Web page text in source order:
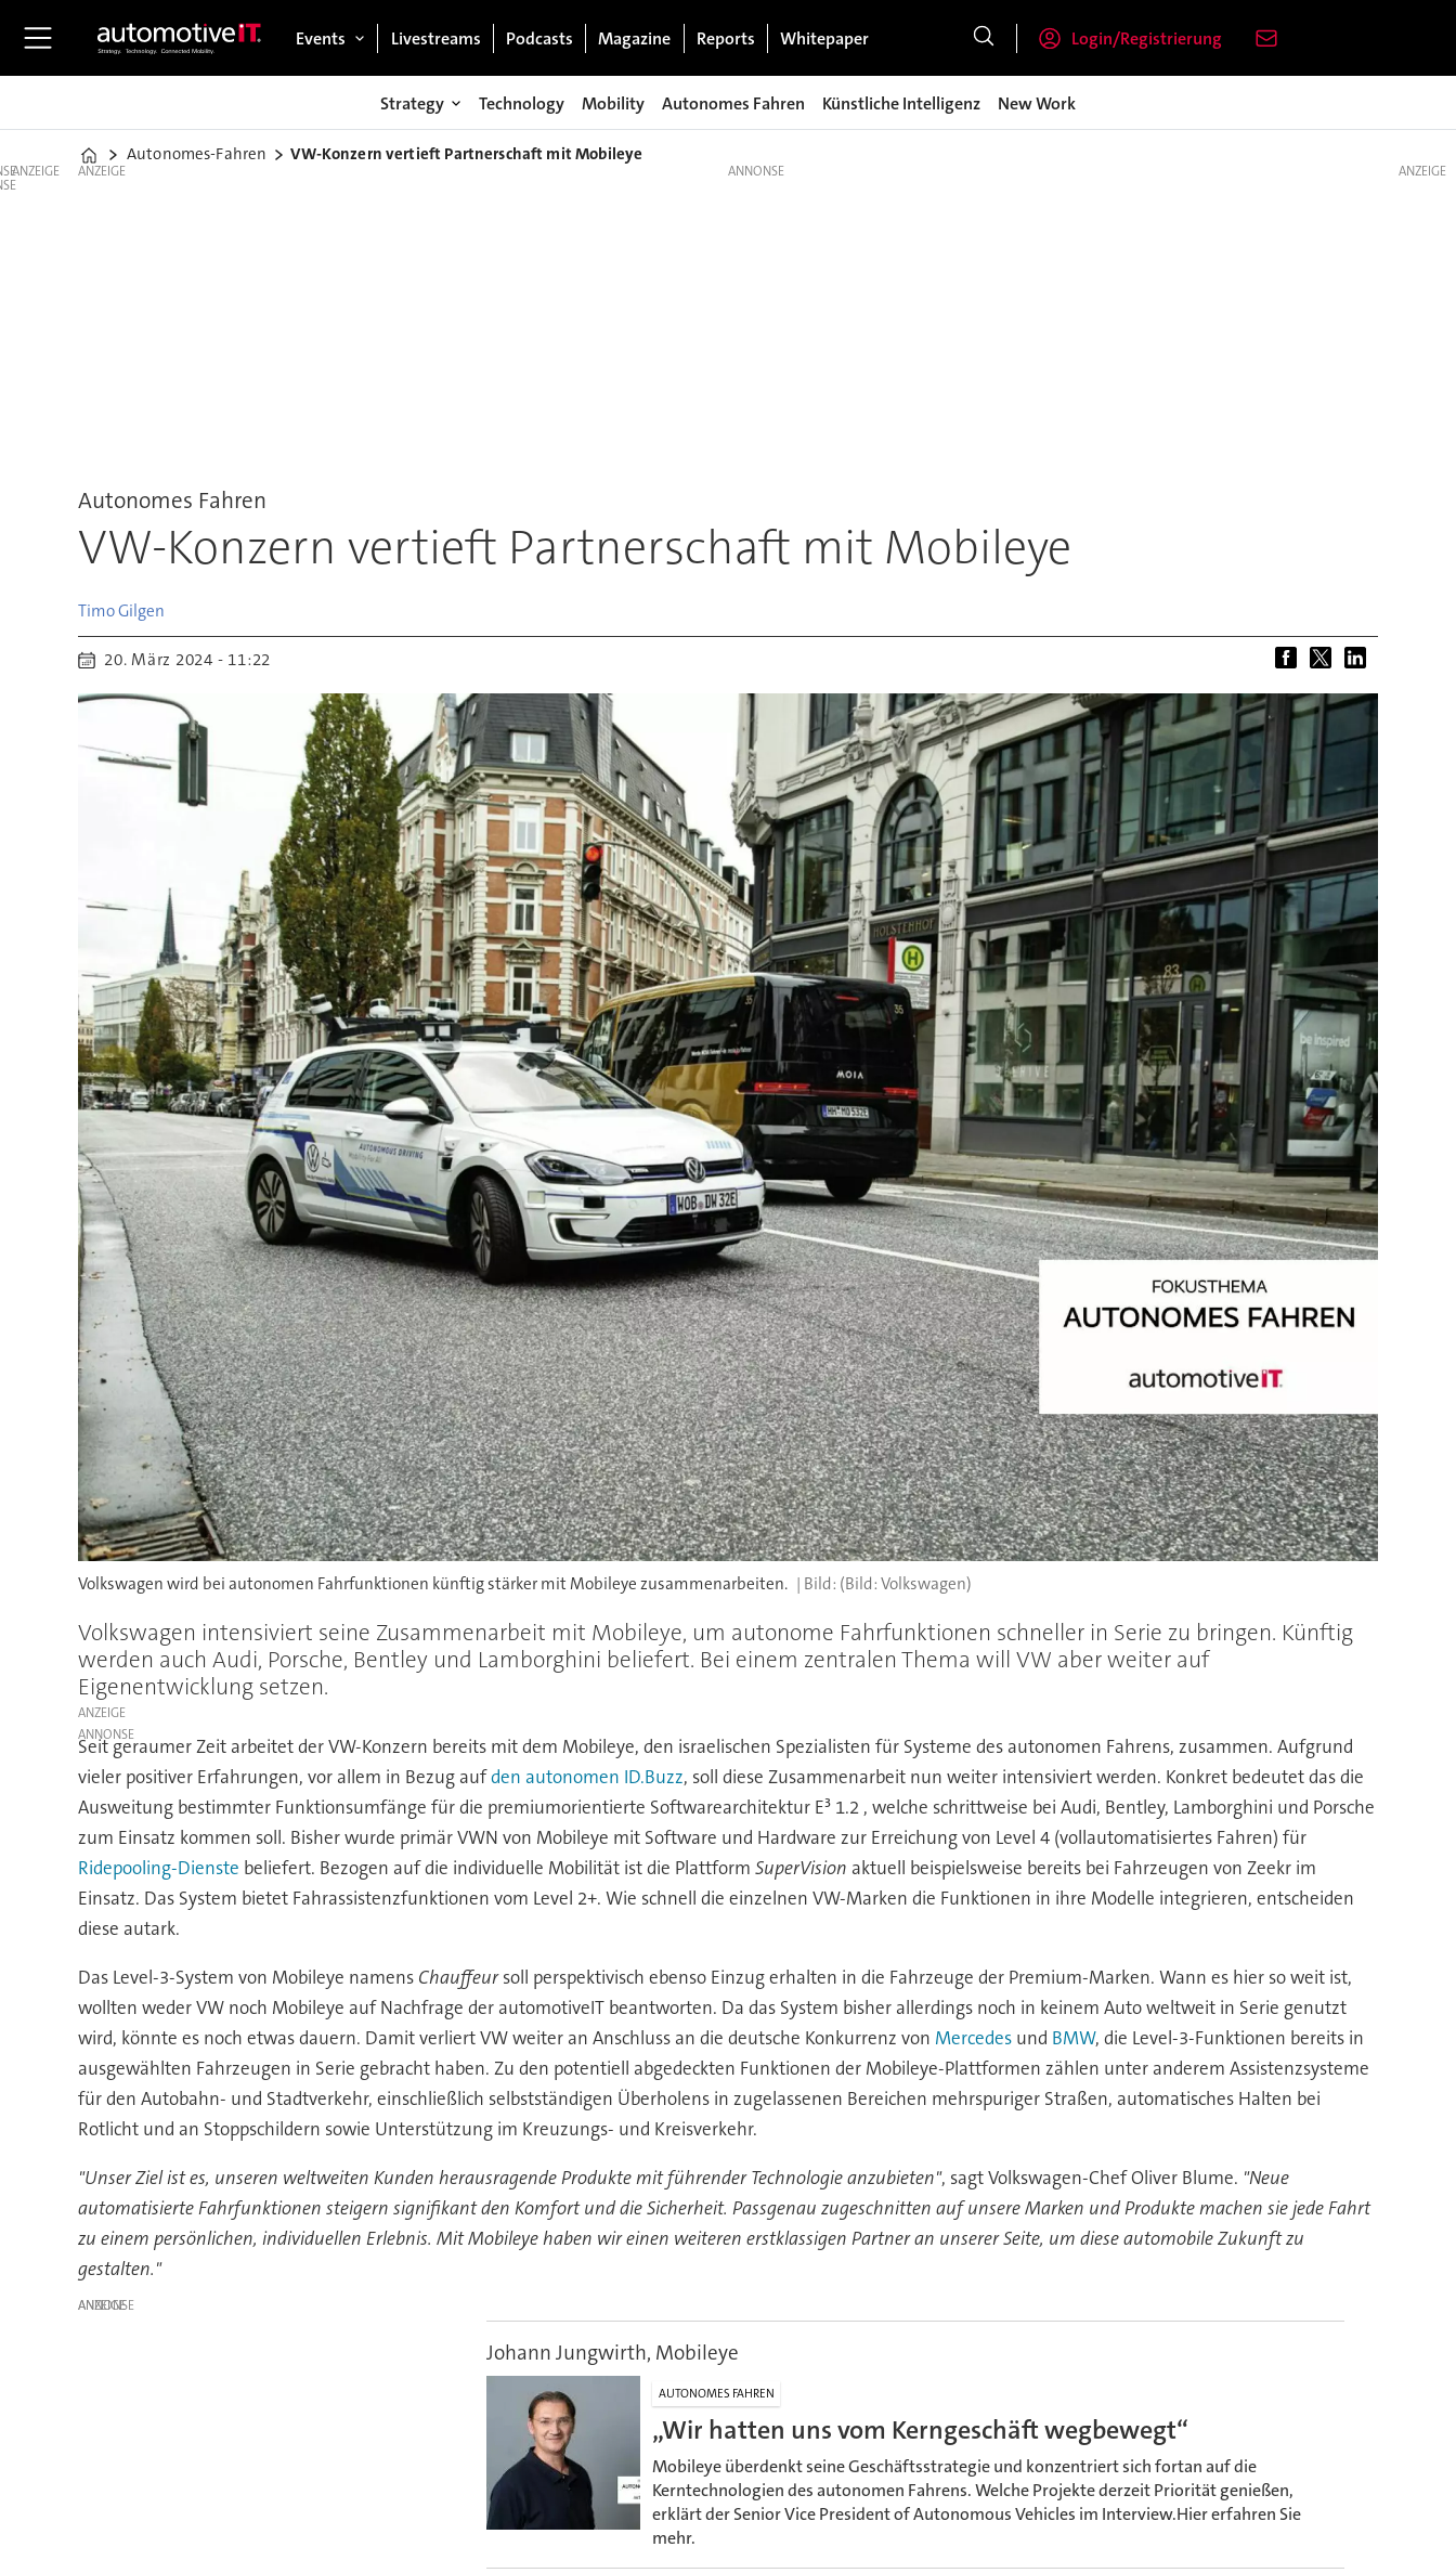
Events Livestreams Podcasts Magazine Reports Whitepaper Login/Registrierung
Strategy Technology Mobility Autonomes Fahren Künstliche Intelligenz New Work
Home
Autonomes-Fahren VW-Konzern vertieft Partnerschaft mit Mobileye
ANZEIGE ANZEIGE
Autonomes Fahren
VW-Konzern vertieft Partnerschaft mit Mobileye
TimoGilgen
20. März 2024 - 11:22
Volkswagen wird bei autonomen Fahrfunktionen künftig stärker mit Mobileye zusammenarbeiten. (Bild: Volkswagen)
Volkswagen intensiviert seine Zusammenarbeit mit Mobileye, um autonome Fahrfunktionen schneller in Serie zu bringen. Künftig
werden auch Audi, Porsche, Bentley und Lamborghini beliefert. Bei einem zentralen Thema will VW aber weiter auf
Eigenentwicklung setzen.
ANZEIGE
Seit geraumer Zeit arbeitet der VW-Konzern bereits mit dem Mobileye, den israelischen Spezialisten für Systeme des autonomen Fahrens, zusammen. Aufgrund
vieler positiver Erfahrungen, vor allem in Bezug aufden autonomen ID.Buzz, soll diese Zusammenarbeit nun weiter intensiviert werden. Konkret bedeutet das die
Ausweitung bestimmter Funktionsumfänge für die premiumorientierte Softwarearchitektur E³ 1.2 , welche schrittweise bei Audi, Bentley, Lamborghini und Porsche
zum Einsatz kommen soll. Bisher wurde primär VWN von Mobileye mit Software und Hardware zur Erreichung von Level 4 (vollautomatisiertes Fahren) für
Ridepooling-Dienste beliefert. Bezogen auf die individuelle Mobilität ist die Plattform SuperVision aktuell beispielsweise bereits bei Fahrzeugen von Zeekr im
Einsatz. Das System bietet Fahrassistenzfunktionen vom Level 2+. Wie schnell die einzelnen VW-Marken die Funktionen in ihre Modelle integrieren, entscheiden
diese autark.
Das Level-3-System von Mobileye namens Chauffeursoll perspektivisch ebenso Einzug erhalten in die Fahrzeuge der Premium-Marken. Wann es hier so weit ist,
wollten weder VW noch Mobileye auf Nachfrage der automotiveIT beantworten. Da das System bisher allerdings noch in keinem Auto weltweit in Serie genutzt
wird, könnte es noch etwas dauern. Damit verliert VW weiter an Anschluss an die deutsche Konkurrenz von Mercedes und BMW, die Level-3-Funktionen bereits in
ausgewählten Fahrzeugen in Serie gebracht haben. Zu den potentiell abgedeckten Funktionen der Mobileye-Plattformen zählen unter anderem Assistenzsysteme
für den Autobahn- und Stadtverkehr, einschließlich selbstständigen Überholens in zugelassenen Bereichen mehrspuriger Straßen, automatisches Halten bei
Rotlicht und an Stoppschildern sowie Unterstützung im Kreuzungs- und Kreisverkehr.
"Unser Ziel ist es, unseren weltweiten Kunden herausragende Produkte mit führender Technologie anzubieten", sagt Volkswagen-Chef Oliver Blume. "Neue
automatisierte Fahrfunktionen steigern signifikant den Komfort und die Sicherheit. Passgenau zugeschnitten auf unsere Marken und Produkte machen sie jede Fahrt
zu einem persönlichen, individuellen Erlebnis. Mit Mobileye haben wir einen weiteren erstklassigen Partner an unserer Seite, um diese automobile Zukunft zu
gestalten."
ANZEIGE
Johann Jungwirth, Mobileye
AUTONOMES FAHREN
„Wir hatten uns vom Kerngeschäft wegbewegt“
Mobileye überdenkt seine Geschäftsstrategie und konzentriert sich fortan auf die
Kerntechnologien des autonomen Fahrens. Welche Projekte derzeit Priorität genießen,
erklärt der Senior Vice President of Autonomous Vehicles im Interview.Hier erfahren Sie
mehr.
ANZEIGE